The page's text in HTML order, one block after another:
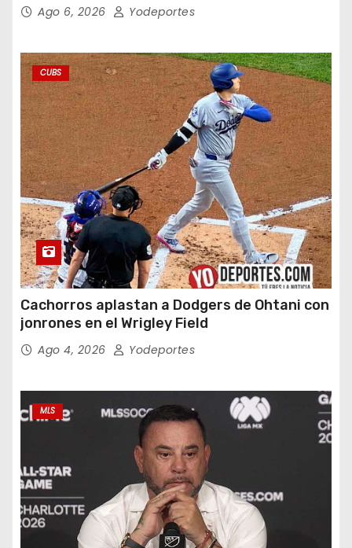
Ago 6, 2026 Yodeportes
CUBS
Cachorros aplastan a Dodgers de Ohtani con
jonrones en el Wrigley Field
Ago 4, 2026 Yodeportes
MLS